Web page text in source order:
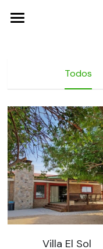
Eventos
Renta de Equipo
Aquí estamos
Galería
Todos
Villa El Sol